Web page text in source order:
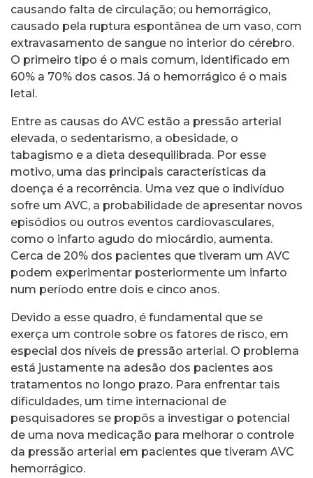
causando falta de circulação; ou hemorrágico,
causado pela ruptura espontânea de um vaso, com
extravasamento de sangue no interior do cérebro.
O primeiro tipo é o mais comum, identificado em
60% a 70% dos casos. Já o hemorrágico é o mais
letal.
Entre as causas do AVC estão a pressão arterial
elevada, o sedentarismo, a obesidade, o
tabagismo e a dieta desequilibrada. Por esse
motivo, uma das principais características da
doença é a recorrência. Uma vez que o indivíduo
sofre um AVC, a probabilidade de apresentar novos
episódios ou outros eventos cardiovasculares,
como o infarto agudo do miocárdio, aumenta.
Cerca de 20% dos pacientes que tiveram um AVC
podem experimentar posteriormente um infarto
num período entre dois e cinco anos.
Devido a esse quadro, é fundamental que se
exerça um controle sobre os fatores de risco, em
especial dos níveis de pressão arterial. O problema
está justamente na adesão dos pacientes aos
tratamentos no longo prazo. Para enfrentar tais
dificuldades, um time internacional de
pesquisadores se propôs a investigar o potencial
de uma nova medicação para melhorar o controle
da pressão arterial em pacientes que tiveram AVC
hemorrágico.